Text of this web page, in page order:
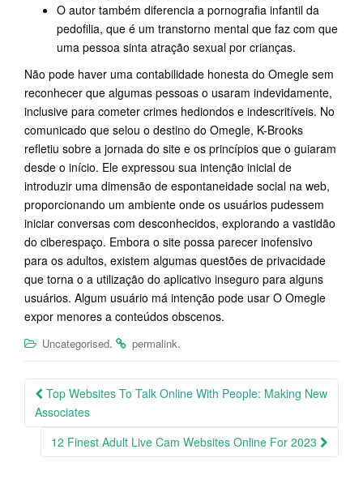
O autor também diferencia a pornografia infantil da
pedofilia, que é um transtorno mental que faz com que
uma pessoa sinta atração sexual por crianças.
Não pode haver uma contabilidade honesta do Omegle sem
reconhecer que algumas pessoas o usaram indevidamente,
inclusive para cometer crimes hediondos e indescritíveis. No
comunicado que selou o destino do Omegle, K-Brooks
refletiu sobre a jornada do site e os princípios que o guiaram
desde o início. Ele expressou sua intenção inicial de
introduzir uma dimensão de espontaneidade social na web,
proporcionando um ambiente onde os usuários pudessem
iniciar conversas com desconhecidos, explorando a vastidão
do ciberespaço. Embora o site possa parecer inofensivo
para os adultos, existem algumas questões de privacidade
que torna o a utilização do aplicativo inseguro para alguns
usuários. Algum usuário má intenção pode usar O Omegle
expor menores a conteúdos obscenos.
Uncategorised. permalink.
Post
navigation
Top Websites To Talk Online With People: Making New
Associates
12 Finest Adult Live Cam Websites Online For 2023